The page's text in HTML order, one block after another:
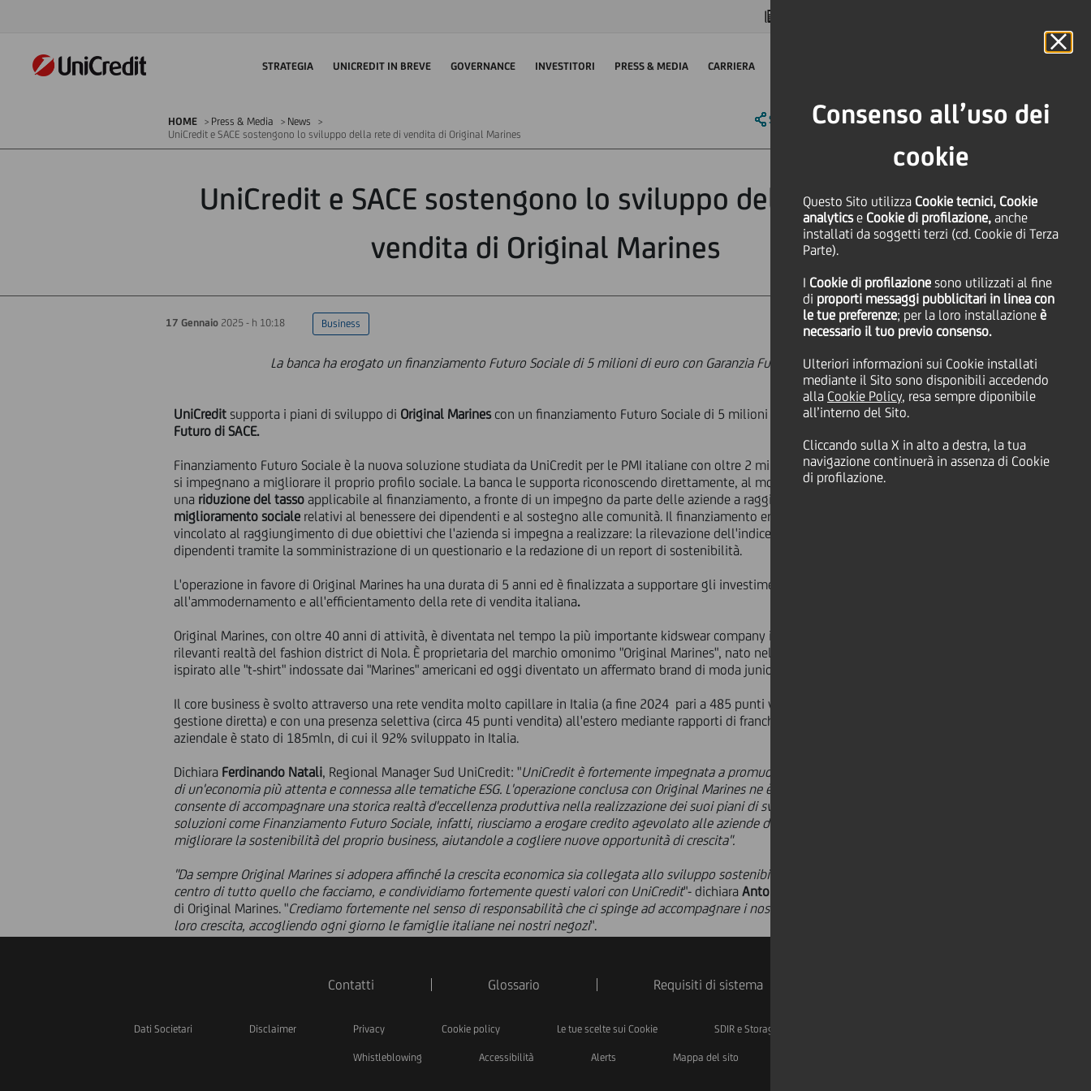
Consenso all’uso dei
cookie
Questo Sito utilizza Cookie tecnici, Cookie
analyticse Cookie di profilazione, anche
installati da soggetti terzi (cd. Cookie di Terza
Parte).
I Cookie di profilazione sono utilizzati al fine
di proporti messaggi pubblicitari in linea con
le tue preferenze; per la loro installazione è
necessario il tuo previo consenso.
Ulteriori informazioni sui Cookie installati
mediante il Sito sono disponibili accedendo
alla Cookie Policy, resa sempre diponibile
all’interno del Sito.
Cliccando sulla X in alto a destra, la tua
navigazione continuerà in assenza di Cookie
di profilazione.
STRATEGIA UNICREDIT IN BREVE GOVERNANCE INVESTITORI PRESS & MEDIA CARRIERA
HOME Press & Media
News
UniCredit e SACE sostengono lo sviluppo della rete di vendita di Original Marines
SHARE PRINT SEND
UniCredit e SACE sostengono lo sviluppo della rete di
vendita di Original Marines
17 Gennaio 2025 - h 10:18 Business
La banca ha erogato un finanziamento Futuro Sociale di 5 milioni di euro con Garanzia Futuro di SACE
UniCredit supporta i piani di sviluppo di Original Marinescon un finanziamento Futuro Sociale di 5 milioni di euro, assistito da Garanzia
Futuro di SACE.
Finanziamento Futuro Sociale è la nuova soluzione studiata da UniCredit per le PMI italiane con oltre 2 milioni di euro di fatturato che
si impegnano a migliorare il proprio profilo sociale. La banca le supporta riconoscendo direttamente, al momento dell'erogazione,
una riduzione del tasso applicabile al finanziamento, a fronte di un impegno da parte delle aziende a raggiungere almeno
miglioramento sociale relativi al benessere dei dipendenti e al sostegno alle comunità. Il finanziamento erogato a Original Marines è
vincolato al raggiungimento di due obiettivi che l'azienda si impegna a realizzare: la rilevazione dell'indice di soddisfazione dei propri
dipendenti tramite la somministrazione di un questionario e la redazione di un report di sostenibilità.
L'operazione in favore di Original Marines ha una durata di 5 anni ed è finalizzata a supportare gli investimenti dell'azienda volti
all'ammodernamento e all'efficientamento della rete di vendita italiana.
Original Marines, con oltre 40 anni di attività, è diventata nel tempo la più importante kidswear company italiana ed una delle più
rilevanti realtà del fashion district di Nola. È proprietaria del marchio omonimo "Original Marines", nato nel 1983 ed originariamente
ispirato alle "t-shirt" indossate dai "Marines" americani ed oggi diventato un affermato brand di moda junior.
Il core business è svolto attraverso una rete vendita molto capillare in Italia (a fine 2024 pari a 485 punti vendita di cui circa il 75% in
gestione diretta) e con una presenza selettiva (circa 45 punti vendita) all'estero mediante rapporti di franchising, Nel 2023 il fatturato
aziendale è stato di 185mln, di cui il 92% sviluppato in Italia.
Dichiara Ferdinando Natali, Regional Manager Sud UniCredit: "UniCredit è fortemente impegnata a promuovere e sostenere lo sviluppo
di un'economia più attenta e connessa alle tematiche ESG. L'operazione conclusa con Original Marines ne è un esempio concreto e ci
consente di accompagnare una storica realtà d'eccellenza produttiva nella realizzazione dei suoi piani di sviluppo sostenibile. Grazie a
soluzioni come Finanziamento Futuro Sociale, infatti, riusciamo a erogare credito agevolato alle aziende del territorio che vogliono
migliorare la sostenibilità del proprio business, aiutandole a cogliere nuove opportunità di crescita".
"Da sempre Original Marines si adopera affinché la crescita economica sia collegata allo sviluppo sostenibile mettendo le persone al
centro di tutto quello che facciamo, e condividiamo fortemente questi valori con UniCredit"- dichiaraAntonio Di Vincenzo
di Original Marines. "Crediamo fortemente nel senso di responsabilità che ci spinge ad accompagnare i nostri piccoli consumatori nella
loro crescita, accogliendo ogni giorno le famiglie italiane nei nostri negozi".
Contatti Glossario Requisiti di sistema
Dati Societari Disclaimer Privacy Cookie policy Le tue scelte sui Cookie SDIR e Storage
Whistleblowing Accessibilità Alerts Mappa del sito